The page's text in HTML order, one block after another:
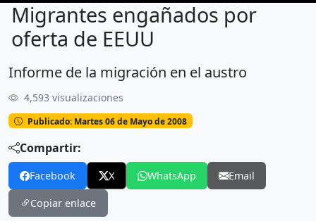
Migrantes engañados por
oferta de EEUU
Migrantes engañados por oferta de EEUU
Informe de la migración en el austro
4,593 visualizaciones
Publicado: Martes 06 de Mayo de 2008
Compartir:
Facebook X WhatsApp Email
Copiar enlace